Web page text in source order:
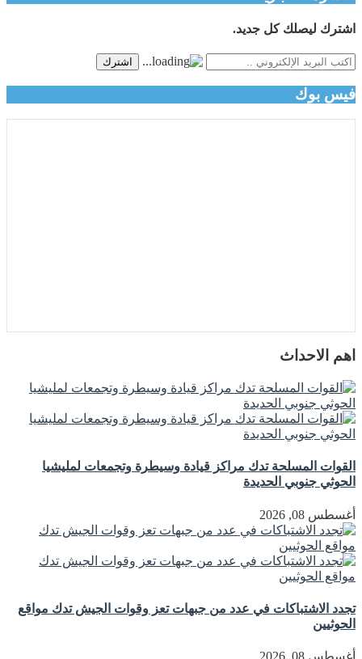
اشترك ليصلك كل جديد.
اشترك
فيس بوك
اهم الاحداث
القوات المسلحة تدك مراكز قيادة وسيطرة وتجمعات لمليشيا
الحوثي جنوبي الحديدة
أغسطس 08, 2026
تجدد الاشتباكات في عدد من جبهات تعز وقوات الجيش تدك مواقع
الحوثيين